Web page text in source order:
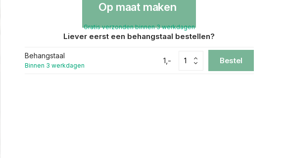
Op maat maken
Gratis verzonden binnen 3 werkdagen
Liever eerst een behangstaal bestellen?
Behangstaal
Binnen 3 werkdagen
1,- Bestel